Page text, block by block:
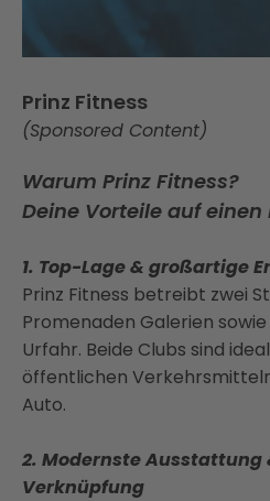
Prinz Fitness
(Sponsored Content)
Warum Prinz Fitness?
Deine Vorteile auf einen
1. Top-Lage & großartige
Prinz Fitness betreibt zwei
Promenaden Galerien
Urfahr. Beide Clubs sind
öffentlichen
Auto.
2. Modernste
Verknüpfung